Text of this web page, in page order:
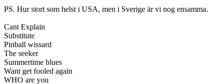
PS. Hur stort som helst i USA, men i Sverige är vi nog ensamma.
Cant Explain
Substitute
Pinball wissard
The seeker
Summertime blues
Want get fooled again
WHO are you